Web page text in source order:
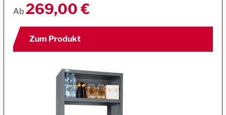
Ab 269,00 €
Zum Produkt